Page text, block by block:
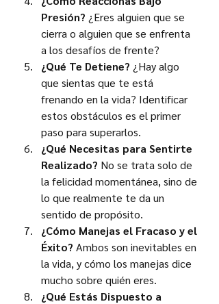
Presión? ¿Eres alguien que se
cierra o alguien que se enfrenta
a los desafíos de frente?
¿Qué Te Detiene? ¿Hay algo
que sientas que te está
frenando en la vida? Identificar
estos obstáculos es el primer
paso para superarlos.
¿Qué Necesitas para Sentirte
Realizado? No se trata solo de
la felicidad momentánea, sino de
lo que realmente te da un
sentido de propósito.
¿Cómo Manejas el Fracaso y el
Éxito? Ambos son inevitables en
la vida, y cómo los manejas dice
mucho sobre quién eres.
¿Qué Estás Dispuesto a